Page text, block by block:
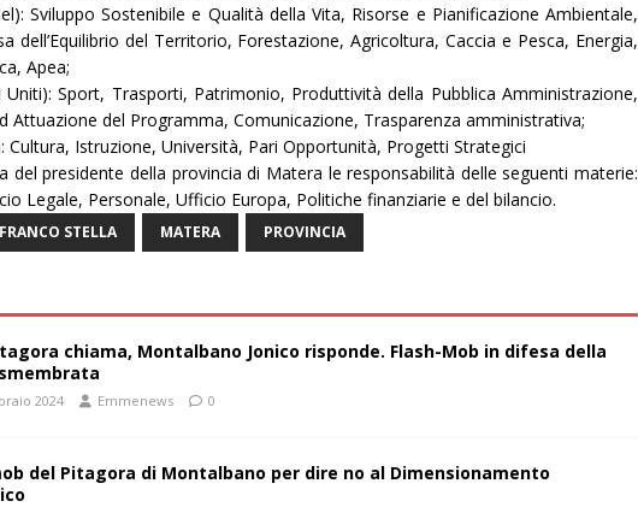
Sviluppo Sostenibile e Qualità della Vita, Risorse e Pianificazione Ambientale,
dell’Equilibrio del Territorio, Forestazione, Agricoltura, Caccia e Pesca, Energia,
Apea;
Sport, Trasporti, Patrimonio, Produttività della Pubblica Amministrazione,
Attuazione del Programma, Comunicazione, Trasparenza amministrativa;
Cultura, Istruzione, Università, Pari Opportunità, Progetti Strategici
del presidente della provincia di Matera le responsabilità delle seguenti materie:
Legale, Personale, Ufficio Europa, Politiche finanziarie e del bilancio.
FRANCO STELLA MATERA PROVINCIA
chiama, Montalbano Jonico risponde. Flash-Mob in difesa della
2024 Emmenews 0
del Pitagora di Montalbano per dire no al Dimensionamento